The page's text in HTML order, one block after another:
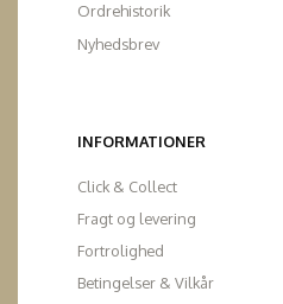
Ordrehistorik
Nyhedsbrev
INFORMATIONER
Click & Collect
Fragt og levering
Fortrolighed
Betingelser & Vilkår